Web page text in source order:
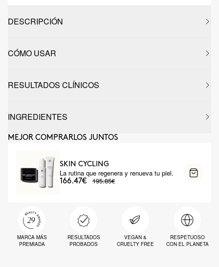
DESCRIPCIÓN
CÓMO USAR
RESULTADOS CLÍNICOS
INGREDIENTES
MEJOR COMPRARLOS JUNTOS
SKIN CYCLING
La rutina que regenera y renueva tu piel.
166.47€ 195.85€
MARCA MÁS
PREMIADA
RESULTADOS
PROBADOS
VEGAN &
CRUELTY FREE
RESPETUOSO
CON EL PLANETA